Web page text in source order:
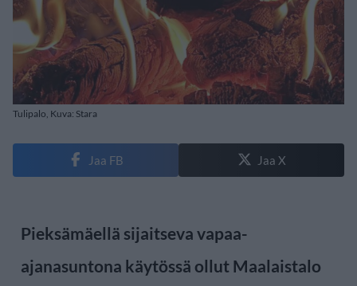
Tulipalo, Kuva: Stara
Jaa FB Jaa X
Pieksämäellä sijaitseva vapaa-
ajanasuntona käytössä ollut Maalaistalo